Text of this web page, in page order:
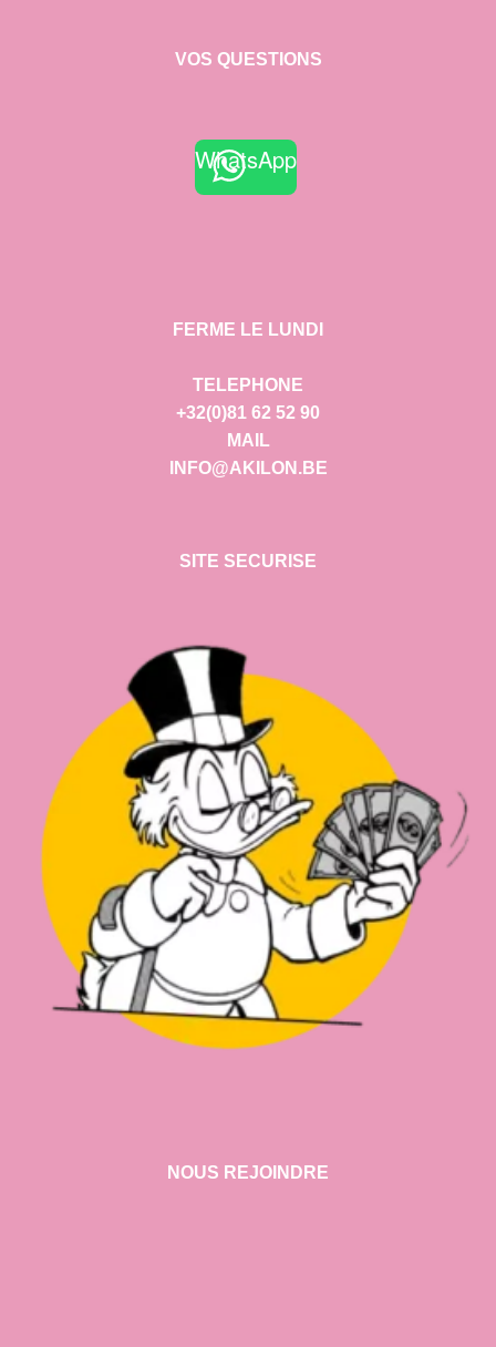
VOS QUESTIONS
WhatsApp
FERME LE LUNDI
TELEPHONE
+32(0)81 62 52 90
MAIL
INFO@AKILON.BE
SITE SECURISE
NOUS REJOINDRE